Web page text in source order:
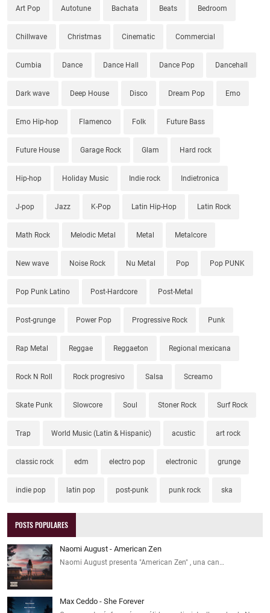
Art Pop Autotune Bachata Beats Bedroom
Chillwave Christmas Cinematic Commercial
Cumbia Dance Dance Hall Dance Pop Dancehall
Dark wave Deep House Disco Dream Pop Emo
Emo Hip-hop Flamenco Folk Future Bass
Future House Garage Rock Glam Hard rock
Hip-hop Holiday Music Indie rock Indietronica
J-pop Jazz K-Pop Latin Hip-Hop Latin Rock
Math Rock Melodic Metal Metal Metalcore
New wave Noise Rock Nu Metal Pop Pop PUNK
Pop Punk Latino Post-Hardcore Post-Metal
Post-grunge Power Pop Progressive Rock Punk
Rap Metal Reggae Reggaeton Regional mexicana
Rock N Roll Rock progresivo Salsa Screamo
Skate Punk Slowcore Soul Stoner Rock Surf Rock
Trap World Music (Latin & Hispanic) acustic art rock
classic rock edm electro pop electronic grunge
indie pop latin pop post-punk punk rock ska
POSTS POPULARES
Naomi August - American Zen
Naomi August presenta "American Zen" , una can…
Max Ceddo - She Forever